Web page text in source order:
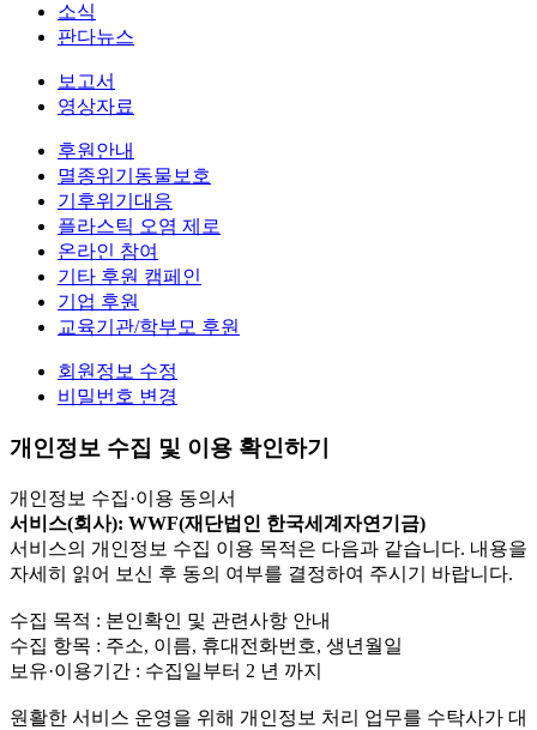
소식
판다뉴스
보고서
영상자료
후원안내
멸종위기동물보호
기후위기대응
플라스틱 오염 제로
온라인 참여
기타 후원 캠페인
기업 후원
교육기관/학부모 후원
회원정보 수정
비밀번호 변경
개인정보 수집 및 이용 확인하기
개인정보 수집·이용 동의서
서비스(회사): WWF(재단법인 한국세계자연기금)
서비스의 개인정보 수집 이용 목적은 다음과 같습니다. 내용을
자세히 읽어 보신 후 동의 여부를 결정하여 주시기 바랍니다.
수집 목적 : 본인확인 및 관련사항 안내
수집 항목 : 주소, 이름, 휴대전화번호, 생년월일
보유·이용기간 : 수집일부터 2 년 까지
원활한 서비스 운영을 위해 개인정보 처리 업무를 수탁사가 대